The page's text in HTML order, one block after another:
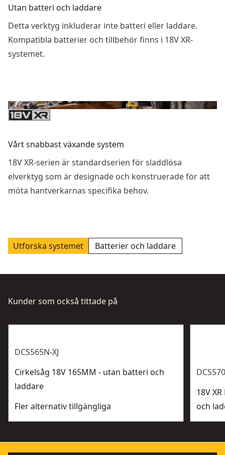
Utan batteri och laddare
Detta verktyg inkluderar inte batteri eller laddare.
Kompatibla batterier och tillbehör finns i 18V XR-
systemet.
Vårt snabbast växande system
18V XR-serien är standardserien för sladdlösa
elverktyg som är designade och konstruerade för att
möta hantverkarnas specifika behov.
Utforska systemet Batterier och laddare
Kunder som också tittade på
DCS565N-XJ
Cirkelsåg 18V 165MM - utan batteri och
laddare
Fler alternativ tillgängliga
18V
och